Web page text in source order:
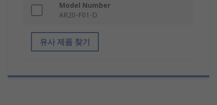
Model Number
AR20-F01-D
유사 제품 찾기